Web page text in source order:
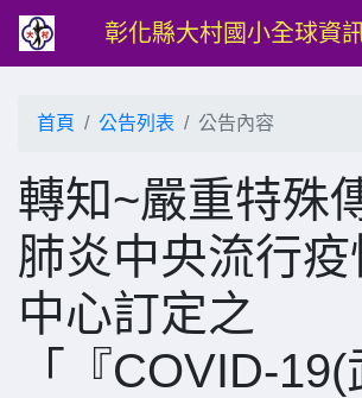
彰化縣大村國小全球資
首頁 公告列表 公告內容
轉知~嚴重特殊
肺炎中央流行
中心訂定之
「『COVID-